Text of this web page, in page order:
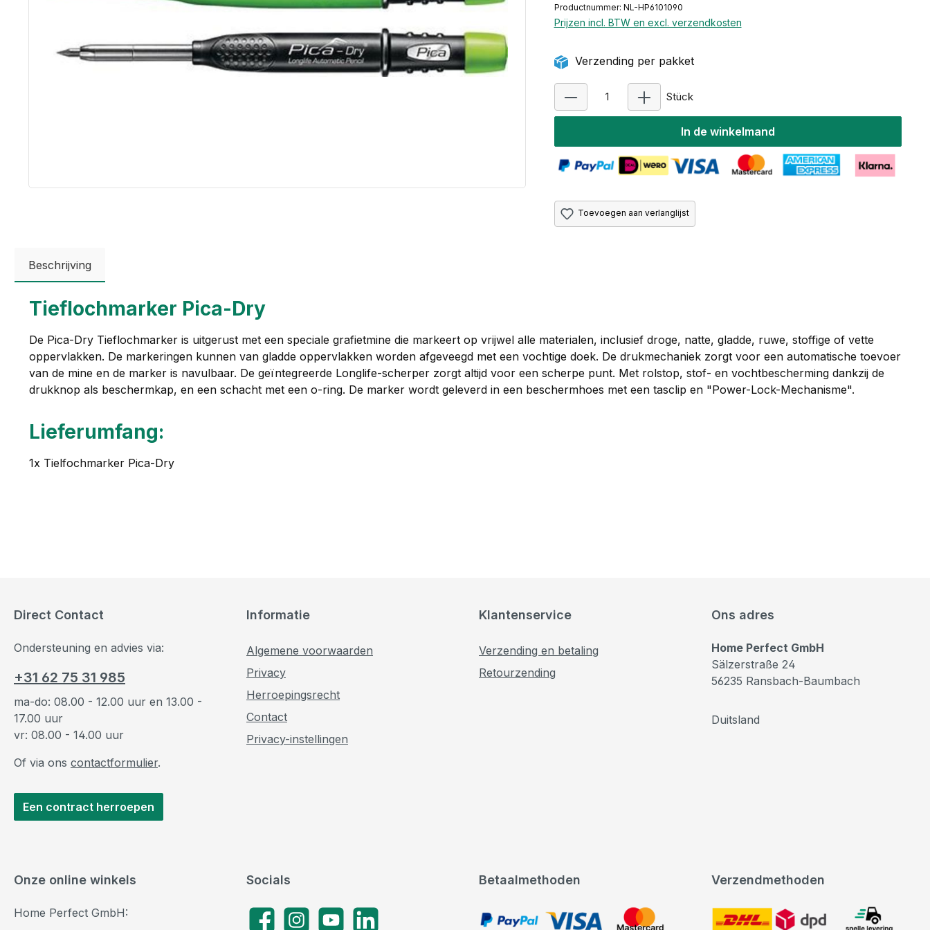
Productnummer: NL-HP6101090
Prijzen incl. BTW en excl. verzendkosten
Verzending per pakket
Stück
In de winkelmand
Toevoegen aan verlanglijst
Beschrijving
Tieflochmarker Pica-Dry
De Pica-Dry Tieflochmarker is uitgerust met een speciale grafietmine die markeert op vrijwel alle materialen, inclusief droge, natte, gladde, ruwe, stoffige of vette
oppervlakken. De markeringen kunnen van gladde oppervlakken worden afgeveegd met een vochtige doek. De drukmechaniek zorgt voor een automatische toevoer
van de mine en de marker is navulbaar. De geïntegreerde Longlife-scherper zorgt altijd voor een scherpe punt. Met rolstop, stof- en vochtbescherming dankzij de
drukknop als beschermkap, en een schacht met een o-ring. De marker wordt geleverd in een beschermhoes met een tasclip en "Power-Lock-Mechanisme".
Lieferumfang:
1x Tielfochmarker Pica-Dry
Direct Contact
Ondersteuning en advies via:
+31 62 75 31 985
ma-do: 08.00 - 12.00 uur en 13.00 -
17.00 uur
vr: 08.00 - 14.00 uur
Of via ons contactformulier.
Een contract herroepen
Informatie
Algemene voorwaarden
Privacy
Herroepingsrecht
Contact
Privacy-instellingen
Klantenservice
Verzending en betaling
Retourzending
Betaalmethoden Verzendmethoden
Ons adres
Home Perfect GmbH
Sälzerstraße 24
56235 Ransbach-Baumbach
Duitsland
Socials
FacebookInstagramYouTubeLinkedIn
Onze online winkels
Home Perfect GmbH: